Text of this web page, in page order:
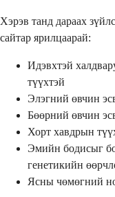
Хэрэв танд дараах
сайтар ярилцаарай:
Идэвхтэй
түүхтэй
Элэгний өвчин
Бөөрний өвчин
Хорт хавдрын
Эмийн бодисыг
генетикийн
Ясны чөмөгний